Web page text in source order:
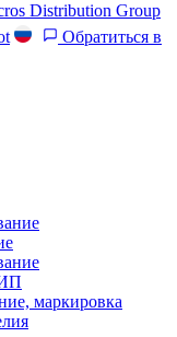
Distribution Group
Обратиться в
маркировка